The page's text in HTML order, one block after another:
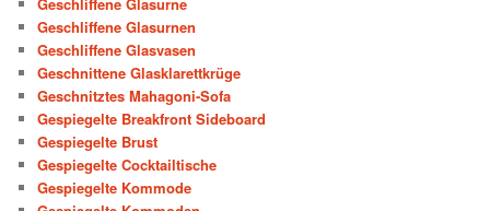
Geschliffene Glasurnen
Geschliffene Glasvasen
Geschnittene Glasklarettkrüge
Geschnitztes Mahagoni-Sofa
Gespiegelte Breakfront Sideboard
Gespiegelte Brust
Gespiegelte Cocktailtische
Gespiegelte Kommode